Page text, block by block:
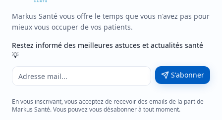
Markus Santé vous offre le temps que vous n'avez pas pour
mieux vous occuper de vos patients.
Restez informé des meilleures astuces et actualités santé
💡
S'abonner
En vous inscrivant, vous acceptez de recevoir des emails de la part de
Markus Santé. Vous pouvez vous désabonner à tout moment.